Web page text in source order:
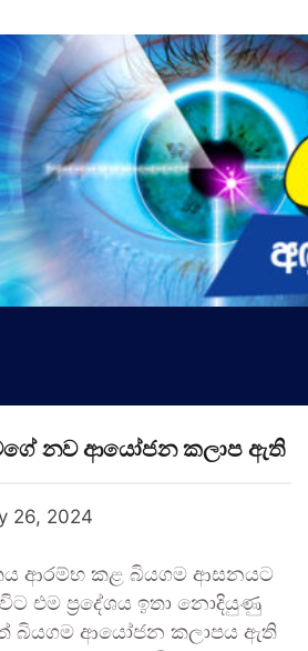
නව ආයෝජන කලාප ඇති
26, 2024
ආරම්භ කළ බියගම ආසනයට
එම ප්‍රදේශය ඉතා නොදියුණු
බියගම ආයෝජන කලාපය ඇති